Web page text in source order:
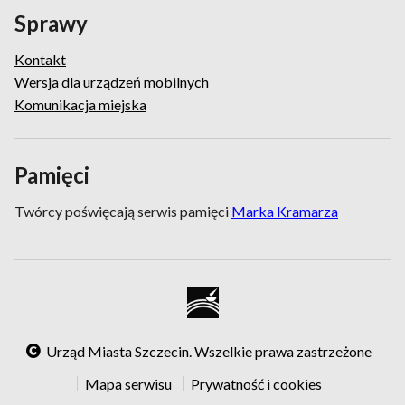
Sprawy
Kontakt
Wersja dla urządzeń mobilnych
Komunikacja miejska
Pamięci
Twórcy poświęcają serwis pamięci Marka Kramarza
Urząd Miasta Szczecin. Wszelkie prawa zastrzeżone
Mapa serwisu
Prywatność i cookies